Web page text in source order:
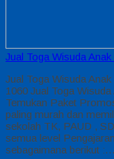
Jual Toga Wisuda
Jual Toga Wisuda
1060 Jual Toga
Temukan Paket
paling murah dan
sekolah TK, PAUD ,
semua level
sebagaimana berikut :…